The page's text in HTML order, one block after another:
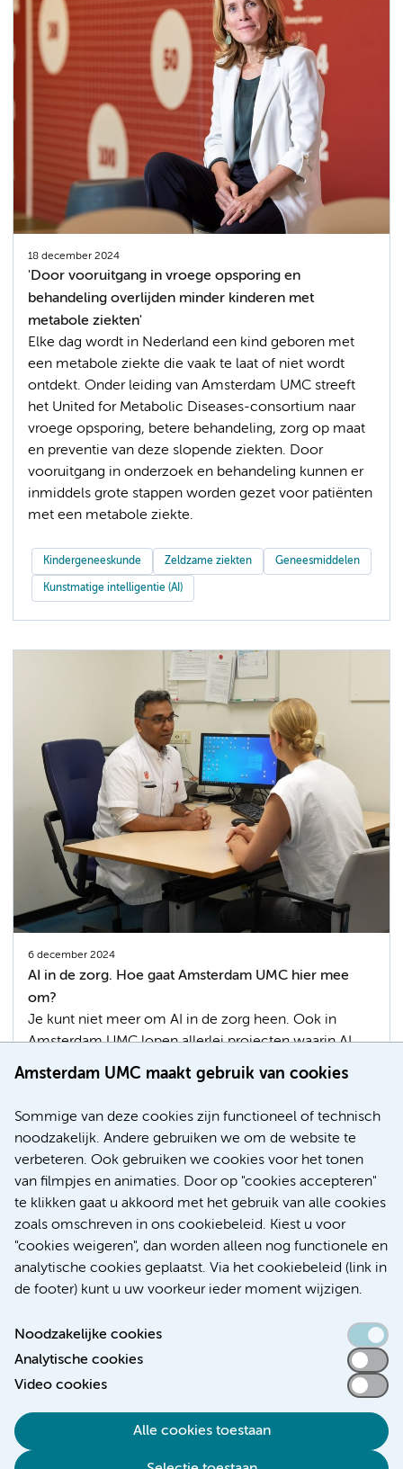
Amsterdam UMC maakt gebruik van cookies
Sommige van deze cookies zijn functioneel of technisch
noodzakelijk. Andere gebruiken we om de website te
verbeteren. Ook gebruiken we cookies voor het tonen
van filmpjes en animaties. Door op "cookies accepteren"
te klikken gaat u akkoord met het gebruik van alle cookies
zoals omschreven in ons cookiebeleid. Kiest u voor
"cookies weigeren", dan worden alleen nog functionele en
analytische cookies geplaatst. Via het cookiebeleid (link in
de footer) kunt u uw voorkeur ieder moment wijzigen.
Noodzakelijke cookies
Analytische cookies
Video cookies
Alle cookies toestaan
18 december 2024
'Door vooruitgang in vroege opsporing en
behandeling overlijden minder kinderen met
metabole ziekten'
Elke dag wordt in Nederland een kind geboren met
een metabole ziekte die vaak te laat of niet wordt
ontdekt. Onder leiding van Amsterdam UMC streeft
het United for Metabolic Diseases-consortium naar
vroege opsporing, betere behandeling, zorg op maat
en preventie van deze slopende ziekten. Door
vooruitgang in onderzoek en behandeling kunnen er
inmiddels grote stappen worden gezet voor patiënten
met een metabole ziekte.
Kindergeneeskunde Zeldzame ziekten Geneesmiddelen
Kunstmatige intelligentie (AI)
6 december 2024
AI in de zorg. Hoe gaat Amsterdam UMC hier mee
om?
Je kunt niet meer om AI in de zorg heen. Ook in
Amsterdam UMC lopen allerlei projecten waarin AI
belangrijke voordelen biedt. Chief Medical
Information Officer en internist-nefroloog Azam
het wordt een copiloot in de zorg. AI gaat ons helpen.”
Kunstmatige intelligentie (AI)
Meer
Toegankelijkheidsverklaring
Algemene privacyverklaring